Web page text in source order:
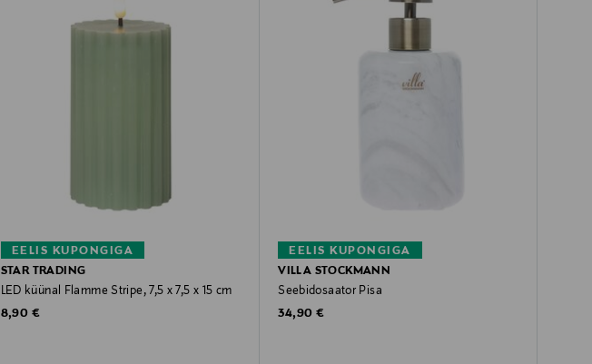
EELIS KUPONGIGA
STAR TRADING
LED küünal Flamme Stripe, 7,5 x 7,5 x 15 cm
Original Price
8,90 €
EELIS KUPONGIGA
VILLA STOCKMANN
Seebidosaator Pisa
Original Price
34,90 €